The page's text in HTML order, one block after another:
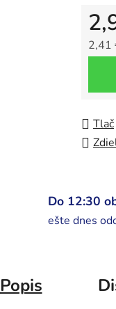
2,41
Tlač
Do 12:30
ešte dnes
Popis